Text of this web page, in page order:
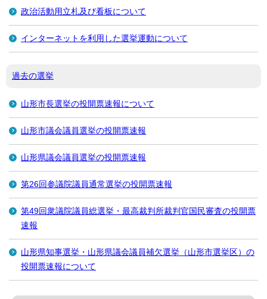
政治活動用立札及び看板について
インターネットを利用した選挙運動について
過去の選挙
山形市長選挙の投開票速報について
山形市議会議員選挙の投開票速報
山形県議会議員選挙の投開票速報
第26回参議院議員通常選挙の投開票速報
第49回衆議院議員総選挙・最高裁判所裁判官国民審査の投開票
速報
山形県知事選挙・山形県議会議員補欠選挙（山形市選挙区）の
投開票速報について